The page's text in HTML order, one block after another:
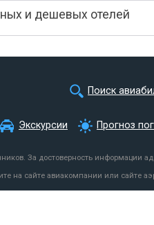
и дешевых отелей
Поиск
Экскурсии Прогноз
За достоверность информации
на сайте авиакомпании или сайте